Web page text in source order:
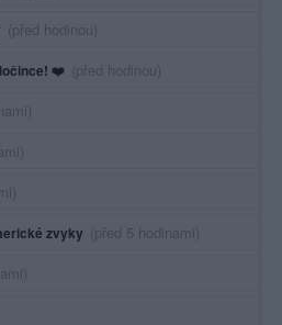
Poslední aktivita:
(před hodinou)
❤️ Poslední aktivita:
(před hodinou)
zvyky Poslední aktivita:
(před 5 hodinami)